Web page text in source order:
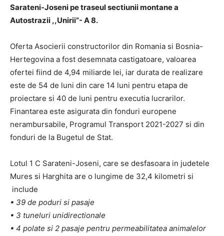
Sarateni-Joseni pe traseul sectiunii montane a
Autostrazii ,,Unirii”- A 8.
Oferta Asocierii constructorilor din Romania si Bosnia-
Hertegovina a fost desemnata castigatoare, valoarea
ofertei fiind de 4,94 miliarde lei, iar durata de realizare
este de 54 de luni din care 14 luni pentru etapa de
proiectare si 40 de luni pentru executia lucrarilor.
Finantarea este asigurata din fonduri europene
nerambursabile, Programul Transport 2021-2027 si din
fonduri de la Bugetul de Stat.
Lotul 1 C Sarateni-Joseni, care se desfasoara in judetele
Mures si Harghita are o lungime de 32,4 kilometri si
include
• 39 de poduri si pasaje
• 3 tuneluri unidirectionale
• 4 polate si 2 pasaje pentru permeabilitatea animalelor